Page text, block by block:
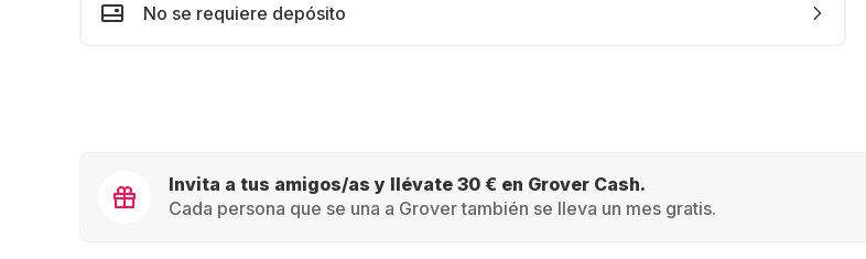
No se requiere depósito
Invita a tus amigos/as y llévate 30 € en Grover Cash.
Cada persona que se una a Grover también se lleva un mes gratis.